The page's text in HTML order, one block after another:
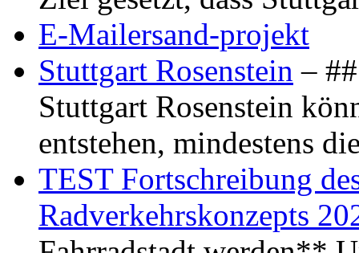
E-Mailersand-projekt
Stuttgart Rosenstein –
Stuttgart Rosenstein
entstehen, mindestens
TEST Fortschreibung
Radverkehrskonzepts